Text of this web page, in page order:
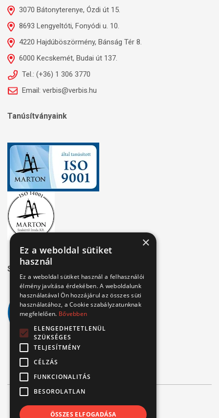
3070 Bátonyterenye, Ózdi út 15.
8693 Lengyeltóti, Fonyódi u. 10.
4220 Hajdúböszörmény, Bánság Tér 8.
6000 Kecskemét, Budai út 137.
Tel.: (+36) 1 306 3770
Email: verbis@verbis.hu
Tanúsítványaink
Széchenyi 2020
© Verbis Kft 2026
×
Ez a weboldal sütiket
használ
Ez a weboldal sütiket használ a felhasználói
élmény javítása érdekében. A weboldalunk
használatával Ön hozzájárul az összes süti
használatához, a Cookie szabályzatunknak
megfelelően. Bővebben
ELENGEDHETETLENÜL
SZÜKSÉGES
TELJESÍTMÉNY
CÉLZÁS
FUNKCIONALITÁS
BESOROLATLAN
ÖSSZES ELFOGADÁSA